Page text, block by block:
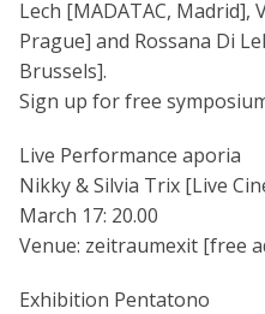
Lech [MADATAC, Madrid],
Prague] and Rossana Di
Brussels].
Sign up for free
Live Performance aporia
Nikky & Silvia Trix [Live
March 17: 20.00
Venue: zeitraumexit [free
Exhibition Pentatono